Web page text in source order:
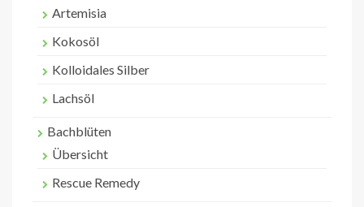
Artemisia
Kokosöl
Kolloidales Silber
Lachsöl
Bachblüten
Übersicht
Rescue Remedy